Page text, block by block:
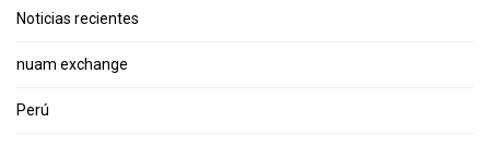
Noticias recientes
nuam exchange
Perú